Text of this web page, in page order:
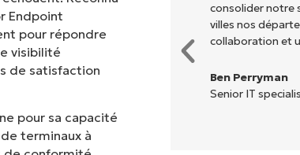
Endpoint
pour répondre
visibilité
de satisfaction
pour sa capacité
terminaux à
consolider notre
villes nos
collaboration et
Ben Perryman
Senior IT